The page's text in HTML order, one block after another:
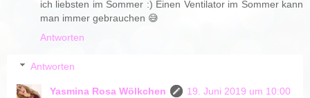
ich liebsten im Sommer :) Einen Ventilator im Sommer kann
man immer gebrauchen 😅
Antworten
Antworten
Yasmina Rosa Wölkchen
19. Juni 2019 um 10:00